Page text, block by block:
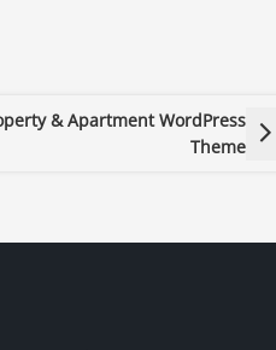
& Apartment WordPress
Theme